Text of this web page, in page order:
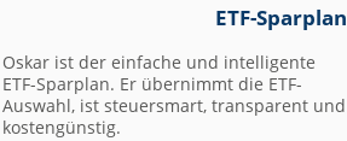
ETF-Sparplan
Oskar ist der einfache und intelligente
ETF-Sparplan. Er übernimmt die ETF-
Auswahl, ist steuersmart, transparent und
kostengünstig.